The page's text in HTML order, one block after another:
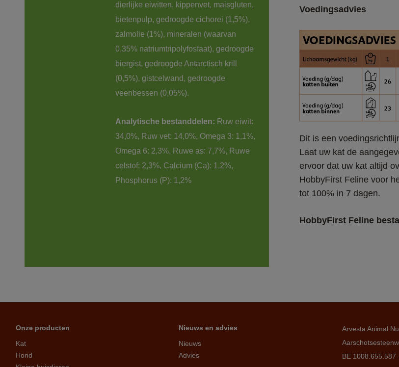
dierlijke eiwitten, kippenvet, maisgluten,
bietenpulp, gedroogde cichorei (1,5%),
zalmolie (1%), mineralen (waarvan
0,35% natriumtripolyfosfaat), gedroogde
biergist, gedroogde Antarctisch krill
(0,5%), gistcelwand, gedroogde
veenbessen (0,05%).
Analytische bestanddelen: Ruw eiwit:
34,0%, Ruw vet: 14,0%, Omega 3: 1,1%,
Omega 6: 2,3%, Ruwe as: 7,7%, Ruwe
celstof: 2,3%, Calcium (Ca): 1,2%,
Phosphorus (P): 1,2%
Voedingsadvies
Dit is een
Laat uw kat de
ervoor dat uw kat altijd
HobbyFirst Feline voor
tot 100% in 7 dagen.
HobbyFirst Feline
Onze producten
Kat
Hond
Nieuws en advies
Nieuws
Advies
Arvesta Animal
BE 1008.655.587